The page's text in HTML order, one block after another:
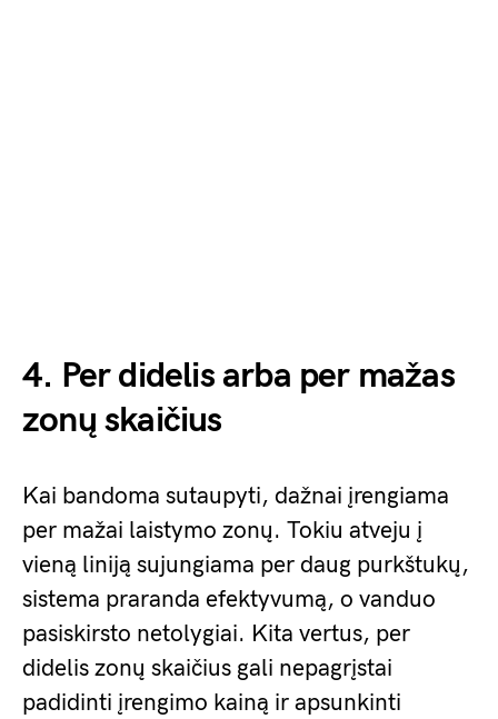
4. Per didelis arba per mažas
zonų skaičius
Kai bandoma sutaupyti, dažnai įrengiama
per mažai laistymo zonų. Tokiu atveju į
vieną liniją sujungiama per daug purkštukų,
sistema praranda efektyvumą, o vanduo
pasiskirsto netolygiai. Kita vertus, per
didelis zonų skaičius gali nepagrįstai
padidinti įrengimo kainą ir apsunkinti